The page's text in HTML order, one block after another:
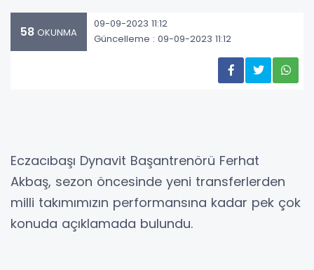
58 OKUNMA
09-09-2023 11:12
Güncelleme : 09-09-2023 11:12